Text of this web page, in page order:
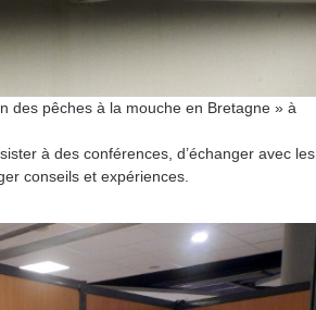
des pêches à la mouche en Bretagne » à
à des conférences, d’échanger avec les
conseils et expériences.